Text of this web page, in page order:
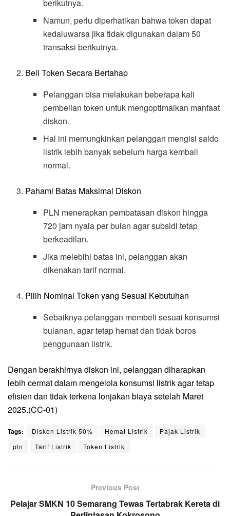
berikutnya.
Namun, perlu diperhatikan bahwa token dapat
kedaluwarsa jika tidak digunakan dalam 50
transaksi berikutnya.
Beli Token Secara Bertahap
Pelanggan bisa melakukan beberapa kali
pembelian token untuk mengoptimalkan manfaat
diskon.
Hal ini memungkinkan pelanggan mengisi saldo
listrik lebih banyak sebelum harga kembali
normal.
Pahami Batas Maksimal Diskon
PLN menerapkan pembatasan diskon hingga
720 jam nyala per bulan agar subsidi tetap
berkeadilan.
Jika melebihi batas ini, pelanggan akan
dikenakan tarif normal.
Pilih Nominal Token yang Sesuai Kebutuhan
Sebaiknya pelanggan membeli sesuai konsumsi
bulanan, agar tetap hemat dan tidak boros
penggunaan listrik.
Dengan berakhirnya diskon ini, pelanggan diharapkan
lebih cermat dalam mengelola konsumsi listrik agar tetap
efisien dan tidak terkena lonjakan biaya setelah Maret
2025.(CC-01)
Tags: Diskon Listrik 50% Hemat Listrik
Pajak Listrik
pln
Tarif Listrik Token Listrik
Previous Post
Pelajar SMKN 10 Semarang Tewas Tertabrak Kereta di